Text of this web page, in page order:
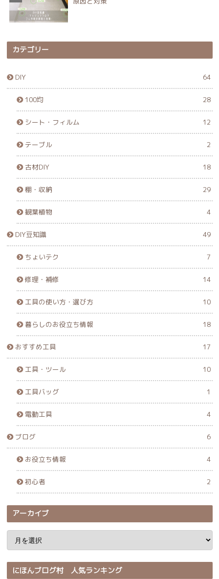
カテゴリー
DIY 64
100均 28
シート・フィルム 12
テーブル 2
古材DIY 18
棚・収納 29
観葉植物 4
DIY豆知識 49
ちょいテク 7
修理・補修 14
工具の使い方・選び方 10
暮らしのお役立ち情報 18
おすすめ工具 17
工具・ツール 10
工具バッグ 1
電動工具 4
ブログ 6
お役立ち情報 4
初心者 2
アーカイブ
にほんブログ村 人気ランキング